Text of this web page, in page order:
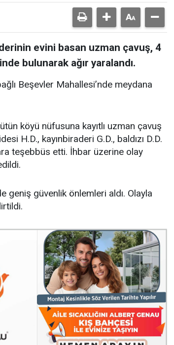
evini basan uzman çavuş, 4
bulunarak ağır yaralandı.
Beşevler Mahallesi’nde meydana
köyü nüfusuna kayıtlı uzman çavuş
H.D., kayınbiraderi G.D., baldızı D.D.
teşebbüs etti. İhbar üzerine olay
geniş güvenlik önlemleri aldı. Olayla